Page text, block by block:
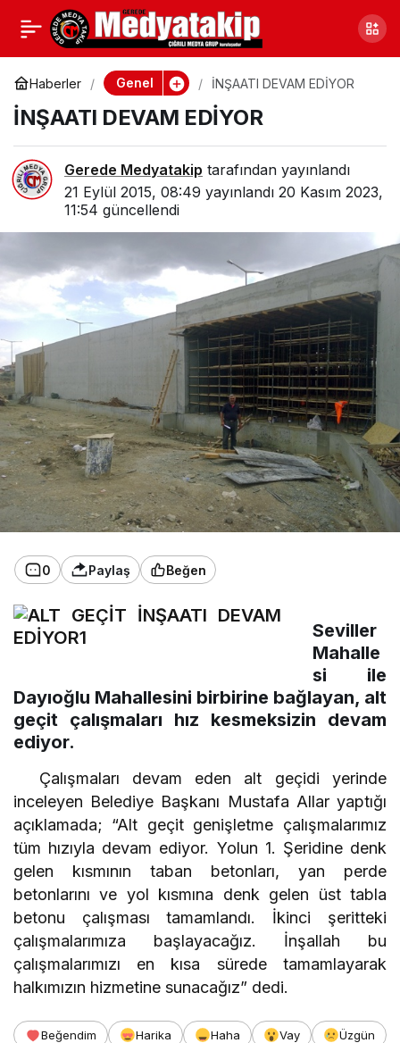
Haberler Genel İNŞAATI DEVAM EDİYOR
İNŞAATI DEVAM EDİYOR
Gerede Medyatakip tarafından yayınlandı
21 Eylül 2015, 08:49 yayınlandı 20 Kasım 2023,
11:54 güncellendi
0 Paylaş Beğen
Seviller
Mahalle
si ile
Dayıoğlu Mahallesini birbirine bağlayan, alt
geçit çalışmaları hız kesmeksizin devam
ediyor.
Çalışmaları devam eden alt geçidi yerinde
inceleyen Belediye Başkanı Mustafa Allar yaptığı
açıklamada; “Alt geçit genişletme çalışmalarımız
tüm hızıyla devam ediyor. Yolun 1. Şeridine denk
gelen kısmının taban betonları, yan perde
betonlarını ve yol kısmına denk gelen üst tabla
betonu çalışması tamamlandı. İkinci şeritteki
çalışmalarımıza başlayacağız. İnşallah bu
çalışmalarımızı en kısa sürede tamamlayarak
halkımızın hizmetine sunacağız” dedi.
Beğendim Harika Haha Vay
Üzgün
ÇOCUKLAR OYNASIN
DİYE
Paylaş